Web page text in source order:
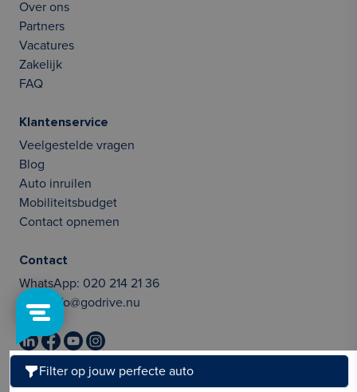
Filter op jouw perfecte auto
Over ons
Partners
Vacatures
Zakelijk
FAQ
Klantenservice
Veelgestelde vragen
Blog
Auto inruilen
Mobiliteitsbudget
Contact opnemen
Contact
WhatsApp: 020 214 21 36
Mail:info@godrive.nu
Onze beoordelingen